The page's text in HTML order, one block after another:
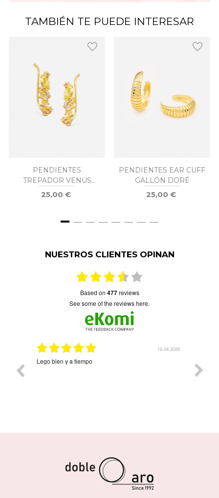
TAMBIÉN TE PUEDE INTERESAR
PENDIENTES
TREPADOR VENUS
DORÉ
25,00 €
PENDIENTES EAR CUFF
GALLÓN DORÉ
25,00 €
NUESTROS CLIENTES OPINAN
based on 477reviews
see some of the reviews here.
16.04.2026
Precioso y llegó rapidísimo Árbol de la vida con cuatro
nombres. Ha quedado precioso. Contentísima con la